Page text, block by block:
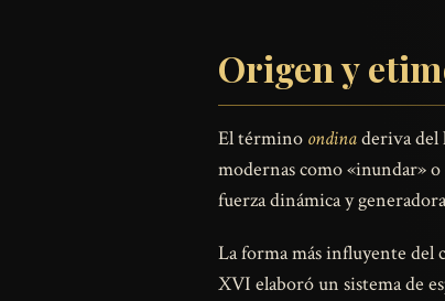
Origen y
El término ondinaderiva del
modernas como «inundar» o
fuerza dinámica y
La forma más influyente del
XVI elaboró un sistema de